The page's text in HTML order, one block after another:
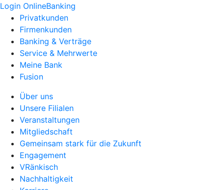
Login OnlineBanking
Privatkunden
Firmenkunden
Banking & Verträge
Service & Mehrwerte
Meine Bank
Fusion
Über uns
Unsere Filialen
Veranstaltungen
Mitgliedschaft
Gemeinsam stark für die Zukunft
Engagement
VRänkisch
Nachhaltigkeit